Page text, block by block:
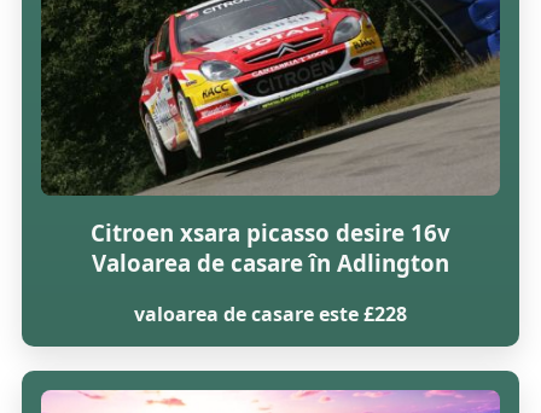
Citroen xsara picasso desire 16v
Valoarea de casare în Adlington
valoarea de casare este £228